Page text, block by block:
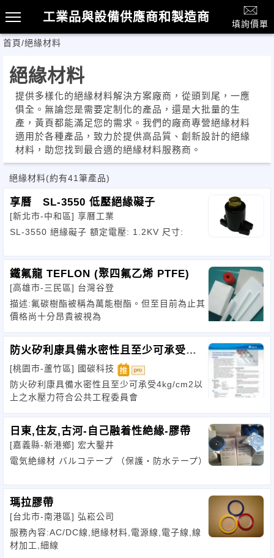
工業品與設備供應商和製造商
填詢價單
首頁/絕緣材料
絕緣材料
提供多樣化的絕緣材料解決方案廠商，從頭到尾，一應
俱全。無論您是需要定制化的產品，還是大批量的生
產，黃頁都能滿足您的需求。我們的廠商專營絕緣材料
適用於各種產品，致力於提供高品質、創新設計的絕緣
材料，助您找到最合適的絕緣材料服務商。
絕緣材料(約有41筆產品)
享曆 SL-3550 低壓絕緣礙子
[新北市-中和區] 享曆工業
SL-3550 絕緣礙子 額定電壓: 1.2KV 尺寸:
鐵氟龍 TEFLON (聚四氟乙烯 PTFE)
[高雄市-三民區] 台灣谷登
描述:氟碳樹酯被稱為萬能樹酯。但至目前為止其
價格尚十分昂貴被視為
防火矽利康具備水密性且至少可承受
4kg-cm2水壓
[桃園市-蘆竹區] 國碳科技
防火矽利康具備水密性且至少可承受4kg/cm2以
上之水壓力符合公共工程委員會
日東,住友,古河-自己融着性絶緣-膠帶
[嘉義縣-新港鄉] 宏大鑿井
電気絶縁材 バルコテープ （保護・防水テープ）
瑪拉膠帶
[台北市-南港區] 弘崧公司
服務內容:AC/DC線,絕緣材料,電源線,電子線,線
材加工,細線